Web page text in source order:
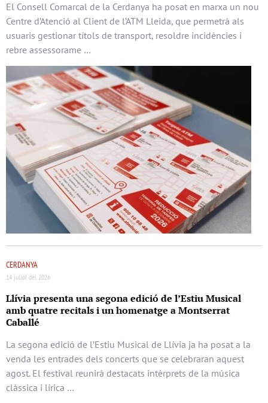
El Consell Comarcal de la Cerdanya ha posat en marxa un nou
Centre d’Atenció al Client de l’ATM Lleida, que permetrà als
usuaris gestionar títols de transport, resoldre incidències i
rebre assessorame …
CERDANYA
14 juliol del 2026
Llívia presenta una segona edició de l’Estiu Musical
amb quatre recitals i un homenatge a Montserrat
Caballé
La segona edició de l’Estiu Musical de Llívia ja ha posat a la
venda les entrades dels concerts que se celebraran aquest
agost. El festival reunirà destacats intèrprets de la música
clàssica i lírica …